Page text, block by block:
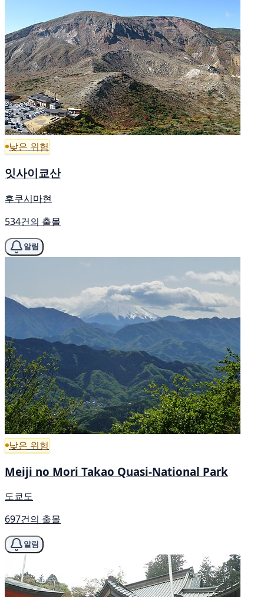
낮은 위험
잇사이쿄산
후쿠시마현
534건의 출몰
알림
낮은 위험
Meiji no Mori Takao Quasi-National Park
도쿄도
697건의 출몰
알림